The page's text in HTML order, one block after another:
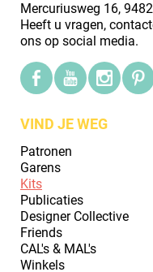
Mercuriusweg 16,
Heeft u vragen,
ons op social media.
VIND JE WEG
Patronen
Garens
Kits
Publicaties
Designer Collective
Friends
CAL's & MAL's
Winkels